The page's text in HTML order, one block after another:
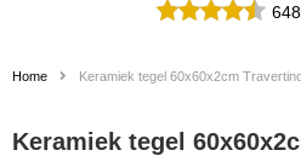
648
Home Keramiek tegel 60x60x2cm
Keramiek tegel